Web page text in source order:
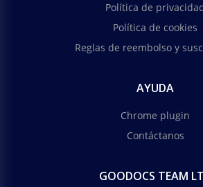
Política de
Política de cookies
Reglas de reembolso y
AYUDA
Chrome plugin
Contáctanos
GOODOCS TEAM